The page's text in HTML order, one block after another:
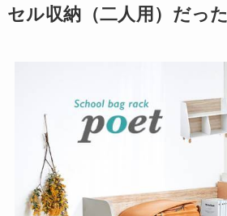
セル収納（二人用）だった